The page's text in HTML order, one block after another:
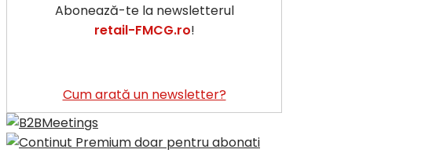
Abonează-te la newsletterul
retail-FMCG.ro!
Cum arată un newsletter?